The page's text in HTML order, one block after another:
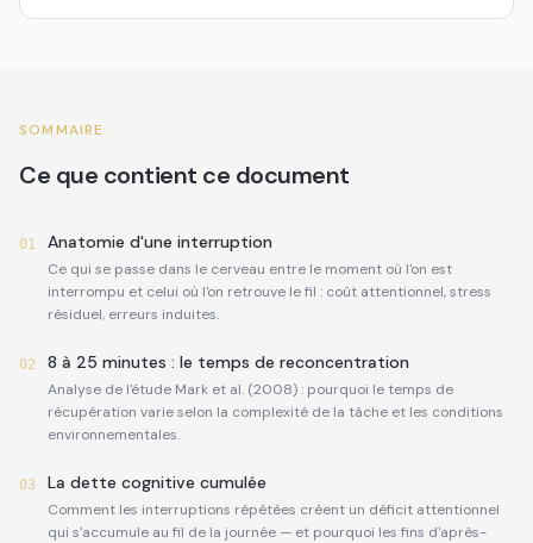
SOMMAIRE
Ce que contient ce document
01 Anatomie d'une interruption
Ce qui se passe dans le cerveau entre le moment où l'on est
interrompu et celui où l'on retrouve le fil : coût attentionnel, stress
résiduel, erreurs induites.
02 8 à 25 minutes : le temps de reconcentration
Analyse de l'étude Mark et al. (2008) : pourquoi le temps de
récupération varie selon la complexité de la tâche et les conditions
environnementales.
03 La dette cognitive cumulée
Comment les interruptions répétées créent un déficit attentionnel
qui s'accumule au fil de la journée — et pourquoi les fins d'après-